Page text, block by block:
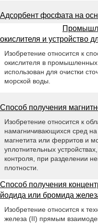
Адсорбент фосфата на
окислителя и устройство
Изобретение относится к
окислителя в
использован для очистки
морской воды.
Способ получения
Изобретение относится к
намагничивающихся сред
магнетита или ферритов и
уплотнительных
контроля, при разделении
плотности.
Способ получения
йодида или бромида
Изобретение относится к
железа (II) прямым